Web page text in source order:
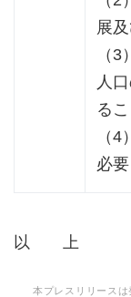
展
（
人
るこ
（
必
以 上
本プレスリリース